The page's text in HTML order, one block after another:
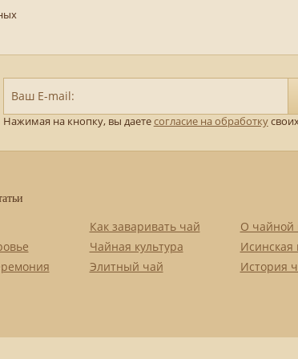
Ваш E-mail:
Нажимая на кнопку, вы даетесогласие на обработку
Как заваривать чай
Чайная культура
Элитный чай
О чайной
Исинская
История